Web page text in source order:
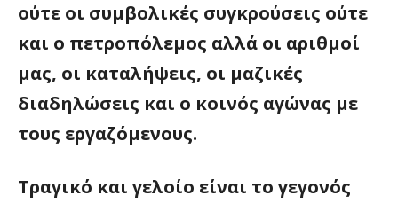
ούτε οι συμβολικές συγκρούσεις ούτε
και ο πετροπόλεμος αλλά οι αριθμοί
μας, οι καταλήψεις, οι μαζικές
διαδηλώσεις και ο κοινός αγώνας με
τους εργαζόμενους.
Τραγικό και γελοίο είναι το γεγονός